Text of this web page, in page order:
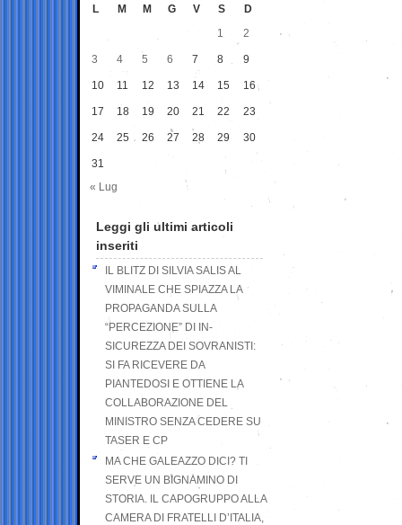
L M M G V S
D
1
2
3 4 5 6 7 8 9
10 11 12 13 14 15 16
17 18 19 20 21 22 23
24 25 26 27 28 29 30
31
« Lug
Leggi gli ultimi articoli
inseriti
IL BLITZ DI SILVIA SALIS AL
VIMINALE CHE SPIAZZA LA
PROPAGANDA SULLA
“PERCEZIONE” DI IN-
SICUREZZA DEI SOVRANISTI:
SI FA RICEVERE DA
PIANTEDOSI E OTTIENE LA
COLLABORAZIONE DEL
MINISTRO SENZA CEDERE SU
TASER E CP
MA CHE GALEAZZO DICI? TI
SERVE UN BIGNAMINO DI
STORIA. IL CAPOGRUPPO ALLA
CAMERA DI FRATELLI D’ITALIA,